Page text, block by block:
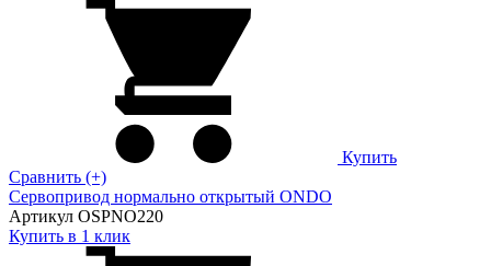
Купить
Сравнить (+)
Сервопривод нормально открытый ONDO
Артикул OSPNO220
Купить в 1 клик